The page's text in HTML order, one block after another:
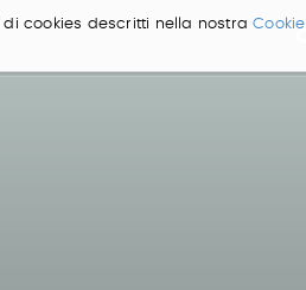
di cookies descritti nella nostraCookie